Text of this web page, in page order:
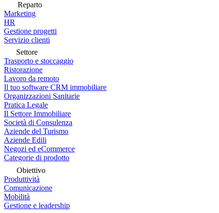
Reparto
Marketing
HR
Gestione progetti
Servizio clienti
Settore
Trasporto e stoccaggio
Ristorazione
Lavoro da remoto
Il tuo software CRM immobiliare
Organizzazioni Sanitarie
Pratica Legale
Il Settore Immobiliare
Società di Consulenza
Aziende del Turismo
Aziende Edili
Negozi ed eCommerce
Categorie di prodotto
Obiettivo
Produttività
Comunicazione
Mobilità
Gestione e leadership